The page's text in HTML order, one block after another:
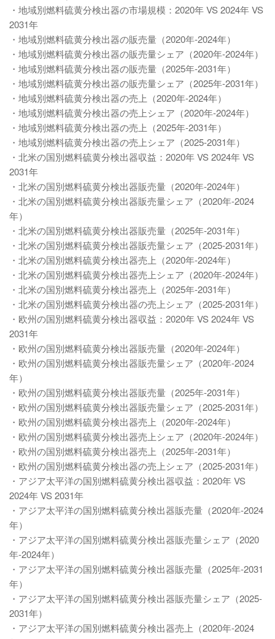
・地域別燃料硫黄分検出器の市場規模：2020年 VS 2024年 VS
2031年
・地域別燃料硫黄分検出器の販売量（2020年-2024年）
・地域別燃料硫黄分検出器の販売量シェア（2020年-2024年）
・地域別燃料硫黄分検出器の販売量（2025年-2031年）
・地域別燃料硫黄分検出器の販売量シェア（2025年-2031年）
・地域別燃料硫黄分検出器の売上（2020年-2024年）
・地域別燃料硫黄分検出器の売上シェア（2020年-2024年）
・地域別燃料硫黄分検出器の売上（2025年-2031年）
・地域別燃料硫黄分検出器の売上シェア（2025-2031年）
・北米の国別燃料硫黄分検出器収益：2020年 VS 2024年 VS
2031年
・北米の国別燃料硫黄分検出器販売量（2020年-2024年）
・北米の国別燃料硫黄分検出器販売量シェア（2020年-2024
年）
・北米の国別燃料硫黄分検出器販売量（2025年-2031年）
・北米の国別燃料硫黄分検出器販売量シェア（2025-2031年）
・北米の国別燃料硫黄分検出器売上（2020年-2024年）
・北米の国別燃料硫黄分検出器売上シェア（2020年-2024年）
・北米の国別燃料硫黄分検出器売上（2025年-2031年）
・北米の国別燃料硫黄分検出器の売上シェア（2025-2031年）
・欧州の国別燃料硫黄分検出器収益：2020年 VS 2024年 VS
2031年
・欧州の国別燃料硫黄分検出器販売量（2020年-2024年）
・欧州の国別燃料硫黄分検出器販売量シェア（2020年-2024
年）
・欧州の国別燃料硫黄分検出器販売量（2025年-2031年）
・欧州の国別燃料硫黄分検出器販売量シェア（2025-2031年）
・欧州の国別燃料硫黄分検出器売上（2020年-2024年）
・欧州の国別燃料硫黄分検出器売上シェア（2020年-2024年）
・欧州の国別燃料硫黄分検出器売上（2025年-2031年）
・欧州の国別燃料硫黄分検出器の売上シェア（2025-2031年）
・アジア太平洋の国別燃料硫黄分検出器収益：2020年 VS
2024年 VS 2031年
・アジア太平洋の国別燃料硫黄分検出器販売量（2020年-2024
年）
・アジア太平洋の国別燃料硫黄分検出器販売量シェア（2020
年-2024年）
・アジア太平洋の国別燃料硫黄分検出器販売量（2025年-2031
年）
・アジア太平洋の国別燃料硫黄分検出器販売量シェア（2025-
2031年）
・アジア太平洋の国別燃料硫黄分検出器売上（2020年-2024